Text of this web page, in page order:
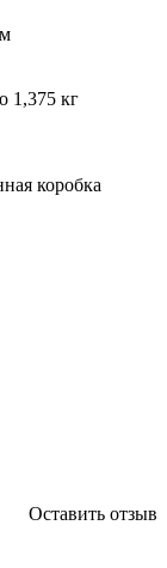
1,375 кг
коробка
Оставить отзыв